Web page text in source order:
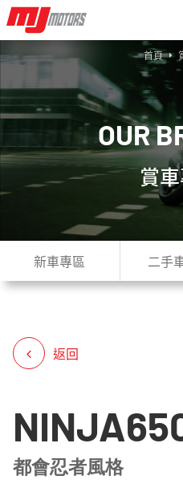
OURB
賞
首頁
新車專區 二手
返回
都會忍者風格